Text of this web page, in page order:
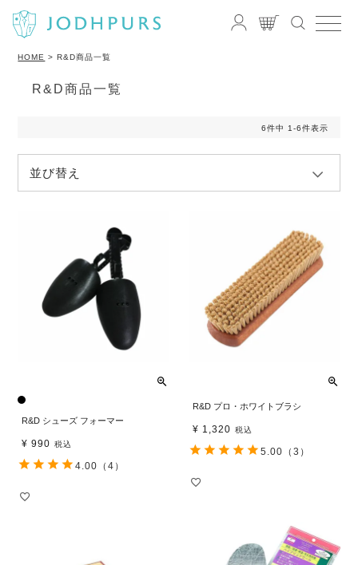
HOME R&D商品一覧
R&D商品一覧
並び替え
6件中 1 -6件表示
R&D シューズ フォーマー
¥ 990 税込
4.00 （4）
R&D プロ・ホワイトブラシ
¥ 1,320 税込
5.00 （3）